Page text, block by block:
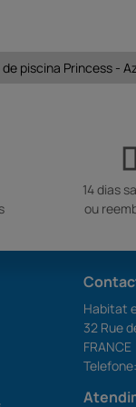
de piscina Princess -
14 dias
ou
Habitat
32 Rue
FRANCE
Telefone: